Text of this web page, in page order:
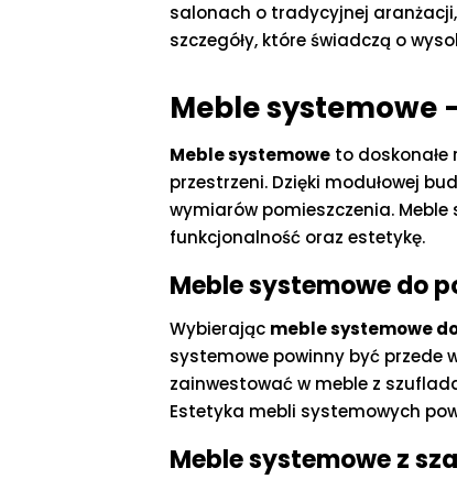
salonach o tradycyjnej
szczegóły, które świadczą o
Meble systemowe
Meble systemowe to
przestrzeni. Dzięki modułowej
wymiarów pomieszczenia.
funkcjonalność oraz estetykę.
Meble systemowe do
Wybierając meble systemowe
systemowe powinny być przede
zainwestować w meble z
Estetyka mebli systemowych
Meble systemowe z